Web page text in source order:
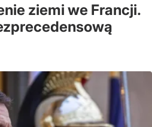
ziemi we Francji.